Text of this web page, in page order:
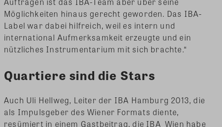
Möglichkeiten hinaus gerecht geworden. Das IBA-
Label war dabei hilfreich, weil es intern und
international Aufmerksamkeit erzeugte und ein
nützliches Instrumentarium mit sich brachte.“
Quartiere sind die Stars
Auch Uli Hellweg, Leiter der IBA Hamburg 2013, die
als Impulsgeber des Wiener Formats diente,
resümiert in einem Gastbeitrag, die IBA_Wien habe